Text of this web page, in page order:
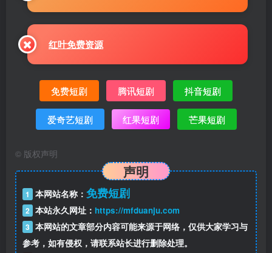
红叶免费资源
免费短剧 腾讯短剧 抖音短剧
爱奇艺短剧 红果短剧 芒果短剧
© 版权声明
声明
1 本网站名称： 免费短剧
2 本站永久网址： https://mfduanju.com
3 本网站的文章部分内容可能来源于网络，仅供大家学习与
参考，如有侵权，请联系站长进行删除处理。